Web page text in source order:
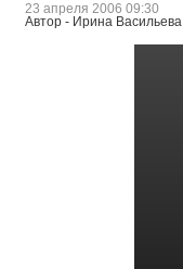
23 апреля 2006 09:30
Автор - Ирина Васильева